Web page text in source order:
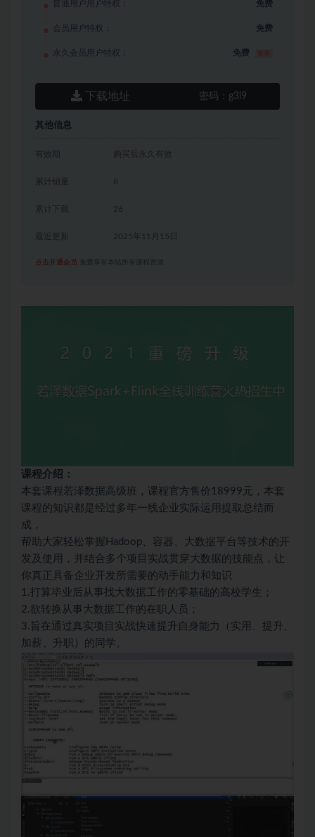
普通用户用户特权： 免费
会员用户特权： 免费
永久会员用户特权： 免费
下载地址 密码： g3i9
其他信息
有效期 购买后永久有效
累计销量 8
累计下载 26
2025年11月15日
点击开通会员 免费享有本站所有课程资源
课程介绍：
本套课程若泽数据高级班，课程官方售价18999元，本套
课程的知识都是经过多年一线企业实际运用提取总结而
成，
帮助大家轻松掌握Hadoop、容器、大数据平台等技术的开
发及使用，并结合多个项目实战贯穿大数据的技能点，让
你真正具备企业开发所需要的动手能力和知识
1.打算毕业后从事找大数据工作的零基础的高校学生；
2.欲转换从事大数据工作的在职人员；
3.旨在通过真实项目实战快速提升自身能力（实用、提升、
加薪、升职）的同学。